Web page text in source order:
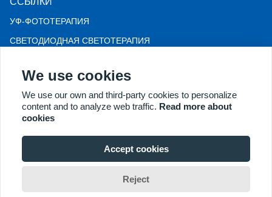
УФ-ФОТОТЕРАПИЯ
СВЕТОДИОДНАЯ СВЕТОТЕРАПИЯ
КОЛЬПОСКОП
БОЛЬШЕ ТОВАРОВ
Авторские права © 2018 Kernel Medical Equipment Co., LTD.
Электронная почта: may@kernelmed.com
We use cookies
We use our own and third-party cookies to personalize
content and to analyze web traffic. Read more about
cookies
Accept cookies
Reject